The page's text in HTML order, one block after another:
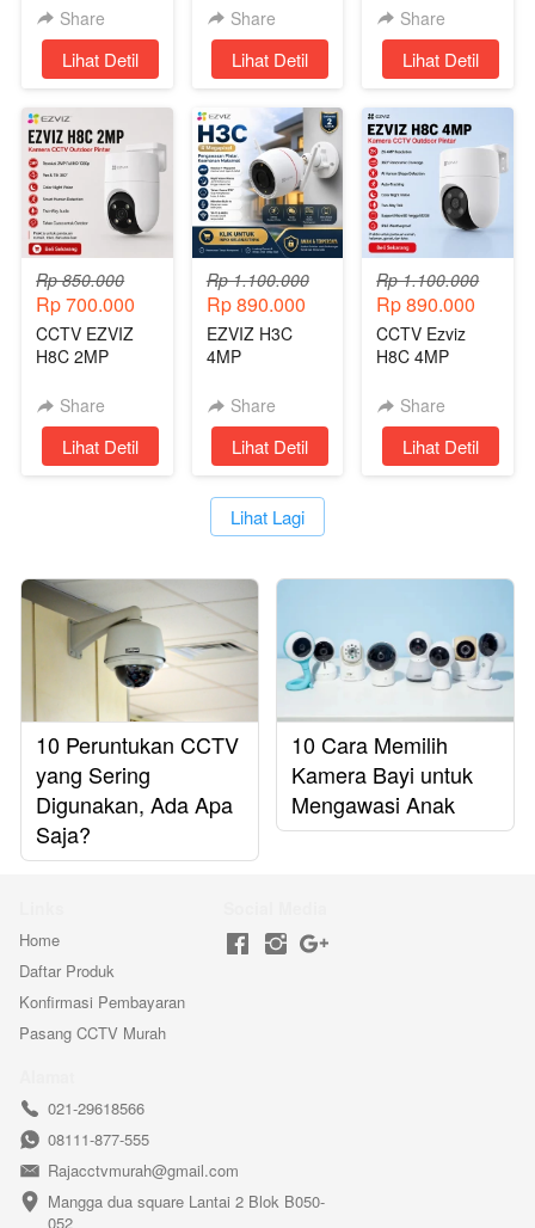
Pintar Dengan
Harga
Terjangkau
Share
`Lihat Detil
Share
`Lihat Detil
CCTV Wireless
Tanpa Kabel
Share
`Lihat Detil
Rp 850.000
Rp 700.000
CCTV EZVIZ
H8C 2MP
Share
`Lihat Detil
Rp 1.100.000
Rp 890.000
EZVIZ H3C
4MP
WIRELESS
CAMERA FULL
COLOR 2 WAY
AUDIO
Share
`
Lihat Detil
Rp 1.100.000
Rp 890.000
CCTV Ezviz
H8C 4MP
KabelShare
`Lihat Detil
`Lihat Lagi
10 Peruntukan CCTV
yang Sering
Digunakan, Ada Apa
Saja?
10 Cara Memilih
Kamera Bayi untuk
Mengawasi Anak
Home
Daftar Produk
Konfirmasi Pembayaran
Pasang CCTV Murah
021-29618566
08111-877-555
Rajacctvmurah@gmail.com
Mangga dua square Lantai 2 Blok B050-
052